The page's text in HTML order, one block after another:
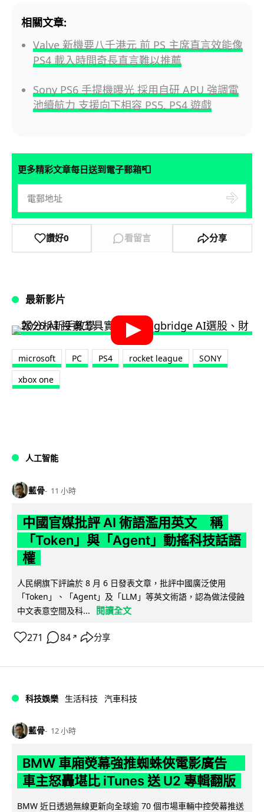
相關文章:
Valve 新機要八千港元 前 PS 主席直言效能像
PS4 載入時間奇長直言難以推薦
Sony PS6 手提機曝光 採用自研 APU 強調電
池續航力 支援向下相容 PS5, PS4 遊戲
更多精彩文章每日送到電子郵箱📮
讚好0 看留言 分享
最新影片
microsoft PC PS4 rocket league
SONY
xbox one
人工智能
藍骨 11 小時
中國官媒批評 AI 術語濫用英文 稱
「Token」與「Agent」動搖科技話語
權
人民網旗下評論於 8 月 6 日發表文章，批評中國廣泛使用
「Token」、「Agent」及「LLM」等英文術語，認為做法侵蝕
中文表意空間及科...
閱讀全文
271 84 ↗ 分享
科技娛樂 生活科技 汽車科技
藍骨 12 小時
BMW 車廂熒幕強推蜘蛛俠電影廣告
車主怒轟堪比 iTunes 送 U2 專輯翻版
BMW 近日透過無線更新向全球逾 70 個市場車輛中控熒幕推送